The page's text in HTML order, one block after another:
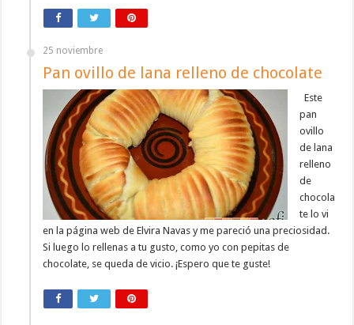
25 noviembre
Pan ovillo de lana relleno de chocolate
Este
pan
ovillo
de lana
relleno
de
chocola
te lo vi
en la página web de Elvira Navas y me pareció una preciosidad.
Si luego lo rellenas a tu gusto, como yo con pepitas de
chocolate, se queda de vicio. ¡Espero que te guste!